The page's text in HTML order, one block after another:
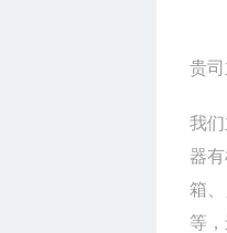
贵
我
器
箱
等